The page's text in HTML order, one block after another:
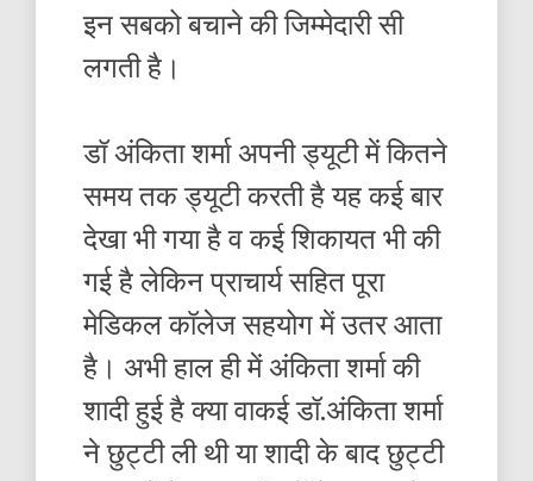
इन सबको बचाने की जिम्मेदारी सी
लगती है।
डॉ अंकिता शर्मा अपनी ड्यूटी में कितने
समय तक ड्यूटी करती है यह कई बार
देखा भी गया है व कई शिकायत भी की
गई है लेकिन प्राचार्य सहित पूरा
मेडिकल कॉलेज सहयोग में उतर आता
है। अभी हाल ही में अंकिता शर्मा की
शादी हुई है क्या वाकई डॉ.अंकिता शर्मा
ने छुट्टी ली थी या शादी के बाद छुट्टी